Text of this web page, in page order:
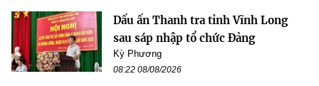
Dấu ấn Thanh tra tỉnh Vĩnh Long
sau sáp nhập tổ chức Đảng
Kỳ Phương
08:22 08/08/2026